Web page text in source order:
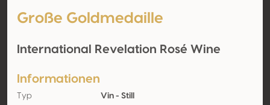
Große Goldmedaille
International Revelation Rosé Wine
Informationen
Typ Vin - Still